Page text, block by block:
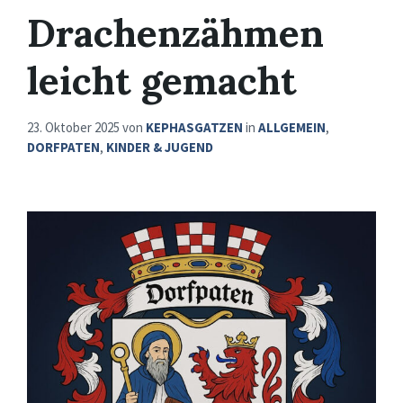
Drachenzähmen
leicht gemacht
23. Oktober 2025 von KEPHASGATZEN in ALLGEMEIN,
DORFPATEN, KINDER & JUGEND